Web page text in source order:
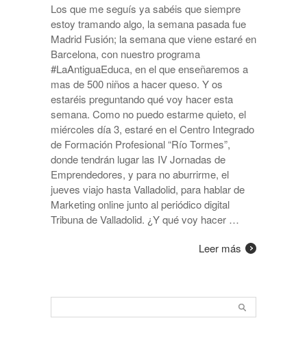
Los que me seguís ya sabéis que siempre
estoy tramando algo, la semana pasada fue
Madrid Fusión; la semana que viene estaré en
Barcelona, con nuestro programa
#LaAntiguaEduca, en el que enseñaremos a
mas de 500 niños a hacer queso. Y os
estaréis preguntando qué voy hacer esta
semana. Como no puedo estarme quieto, el
miércoles día 3, estaré en el Centro Integrado
de Formación Profesional “Río Tormes”,
donde tendrán lugar las IV Jornadas de
Emprendedores, y para no aburrirme, el
jueves viajo hasta Valladolid, para hablar de
Marketing online junto al periódico digital
Tribuna de Valladolid. ¿Y qué voy hacer …
Leer más